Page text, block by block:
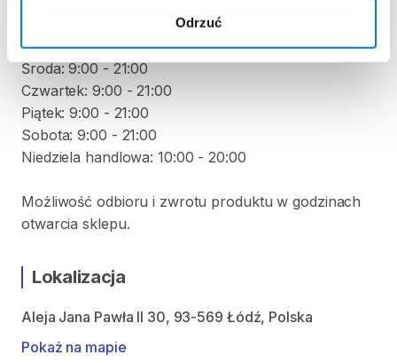
Odrzuć
Poniedziałek: 9:00 - 21:00
Wtorek: 9:00 - 21:00
Środa: 9:00 - 21:00
Czwartek: 9:00 - 21:00
Piątek: 9:00 - 21:00
Sobota: 9:00 - 21:00
Niedziela handlowa: 10:00 - 20:00
Możliwość odbioru i zwrotu produktu w godzinach
otwarcia sklepu.
Lokalizacja
Aleja Jana Pawła II 30, 93-569 Łódź, Polska
Pokaż na mapie